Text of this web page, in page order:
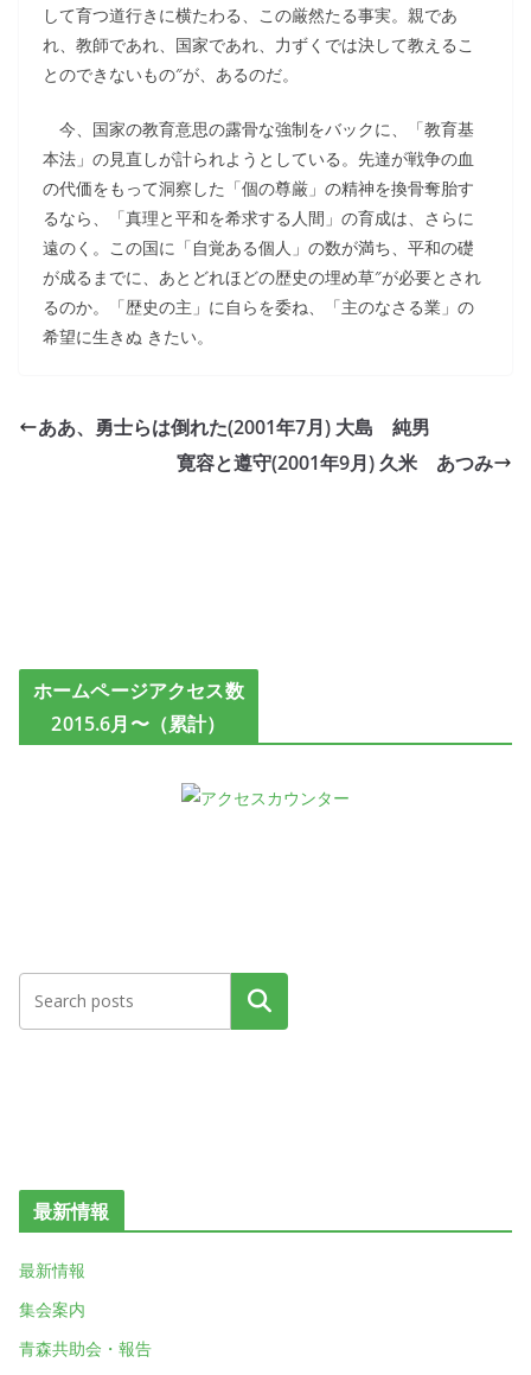
して育つ道行きに横たわる、この厳然たる事実。親であ
れ、教師であれ、国家であれ、力ずくでは決して教えるこ
とのできないもの″が、あるのだ。
今、国家の教育意思の露骨な強制をバックに、「教育基
本法」の見直しが計られようとしている。先達が戦争の血
の代価をもって洞察した「個の尊厳」の精神を換骨奪胎す
るなら、「真理と平和を希求する人間」の育成は、さらに
遠のく。この国に「自覚ある個人」の数が満ち、平和の礎
が成るまでに、あとどれほどの歴史の埋め草″が必要とされ
るのか。「歴史の主」に自らを委ね、「主のなさる業」の
希望に生きぬ きたい。
ああ、勇士らは倒れた(2001年7月) 大島 純男
寛容と遵守(2001年9月) 久米 あつみ
ホームページアクセス数
2015.6月〜（累計）
検索
最新情報
最新情報
集会案内
青森共助会・報告